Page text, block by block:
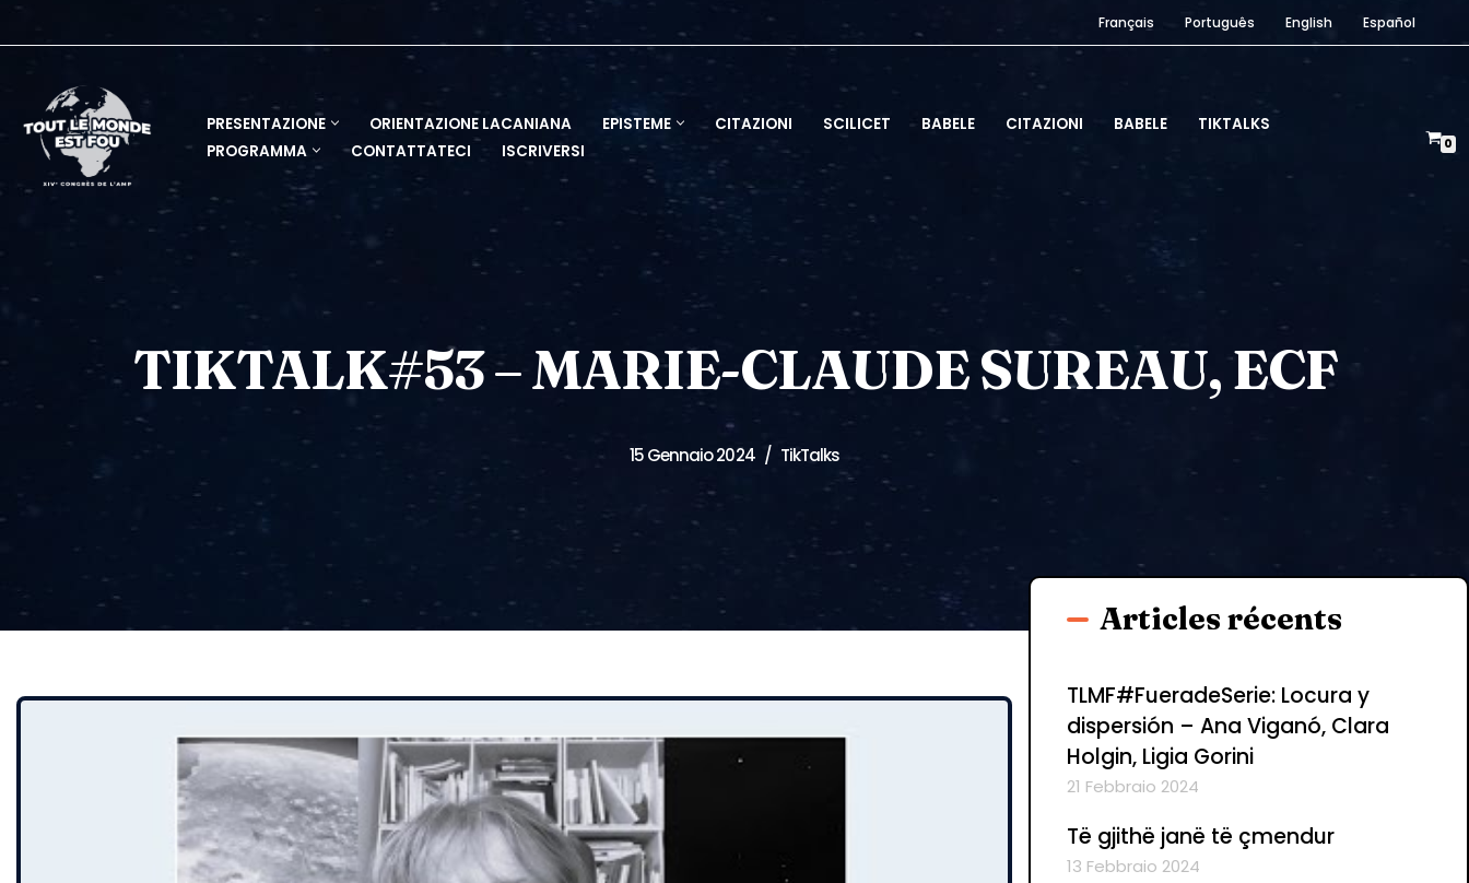
contenuto
Français Português English Español
PRESENTAZIONE ORIENTAZIONE LACANIANA EPISTEME CITAZIONI SCILICET BABELE CITAZIONI BABELE
TIKTALKS
PROGRAMMA
CONTATTATECI ISCRIVERSI 0
TIKTALK#53 – MARIE-CLAUDE SUREAU, ECF
15 Gennaio 2024 TikTalks
Articles récents
TLMF#FueradeSerie: Locura y
dispersión – Ana Viganó, Clara
Holgin, Ligia Gorini
21 Febbraio 2024
Të gjithë janë të çmendur
13 Febbraio 2024